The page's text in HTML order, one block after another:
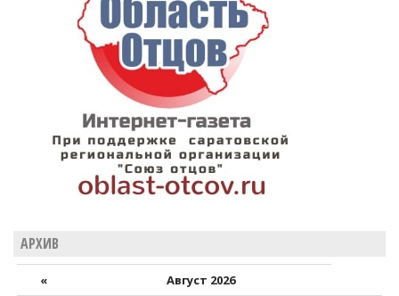
АРХИВ
«
Август 2026